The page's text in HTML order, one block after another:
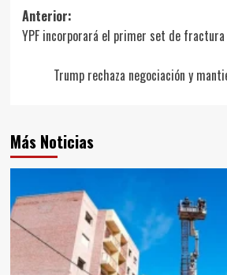
Navegación
de
entradas
Anterior:
YPF incorporará el primer set de
Trump rechaza negociación y
Más Noticias